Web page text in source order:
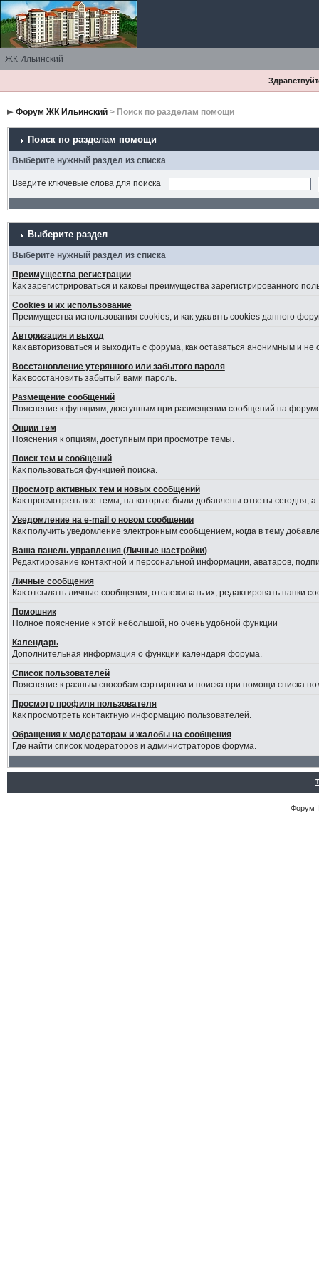
ЖК Ильинский
Форум ЖК Ильинский> Поиск по разделам помощи
Поиск по разделам помощи
Выберите нужный раздел из списка
Введите ключевые слова для поиска
Выберите раздел
Выберите нужный раздел из списка
Преимущества регистрации
Как зарегистрироваться и каковы преимущества зарегистрированного
Cookies и их использование
Преимущества использования cookies, и как удалять cookies данного
Авторизация и выход
Как авторизоваться и выходить с форума, как оставаться анонимным и
Восстановление утерянного или забытого пароля
Как восстановить забытый вами пароль.
Размещение сообщений
Пояснение к функциям, доступным при размещении сообщений на
Опции тем
Пояснения к опциям, доступным при просмотре темы.
Поиск тем и сообщений
Как пользоваться функцией поиска.
Просмотр активных тем и новых сообщений
Как просмотреть все темы, на которые были добавлены ответы сегодня,
Уведомление на е-mail о новом сообщении
Как получить уведомление электронным сообщением, когда в тему
Ваша панель управления (Личные настройки)
Редактирование контактной и персональной информации, аватаров,
Личные сообщения
Как отсылать личные сообщения, отслеживать их, редактировать папки
Помошник
Полное пояснение к этой небольшой, но очень удобной функции
Календарь
Дополнительная информация о функции календаря форума.
Список пользователей
Пояснение к разным способам сортировки и поиска при помощи списка
Просмотр профиля пользователя
Как просмотреть контактную информацию пользователей.
Обращения к модераторам и жалобы на сообщения
Где найти список модераторов и администраторов форума.
Форум